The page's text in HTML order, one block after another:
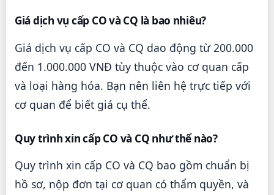
Giá dịch vụ cấp CO và CQ là bao nhiêu?
Giá dịch vụ cấp CO và CQ dao động từ 200.000
đến 1.000.000 VNĐ tùy thuộc vào cơ quan cấp
và loại hàng hóa. Bạn nên liên hệ trực tiếp với
cơ quan để biết giá cụ thể.
Quy trình xin cấp CO và CQ như thế nào?
Quy trình xin cấp CO và CQ bao gồm chuẩn bị
hồ sơ, nộp đơn tại cơ quan có thẩm quyền, và